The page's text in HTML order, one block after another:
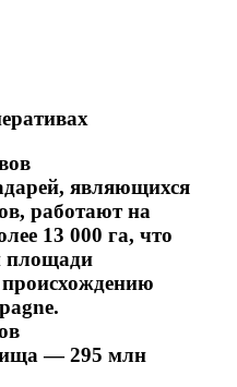
являющихся
работают на
13 000 га, что
площади
— 295 млн